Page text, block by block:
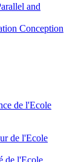
and
Conception
de l'Ecole
de l'Ecole
de l'Ecole